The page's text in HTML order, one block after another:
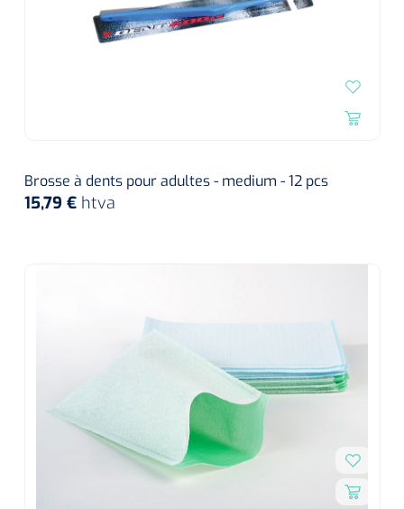
Brosse à dents pour adultes - medium - 12 pcs
15,79 € htva